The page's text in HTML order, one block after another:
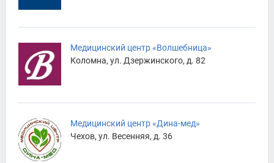
Медицинский центр «Волшебница»
Коломна, ул. Дзержинского, д. 82
Медицинский центр «Дина-мед»
Чехов, ул. Весенняя, д. 36